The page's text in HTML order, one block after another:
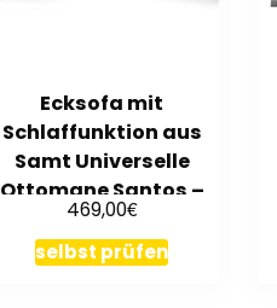
Ecksofa mit
Schlaffunktion aus
Samt Universelle
Ottomane Santos –
Beige
469,00€
selbst prüfen